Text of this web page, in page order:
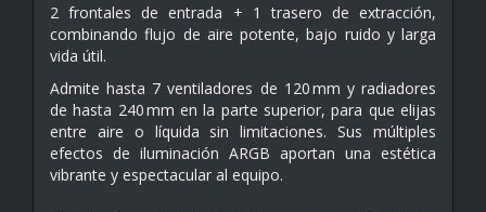
2 frontales de entrada + 1 trasero de extracción,
combinando flujo de aire potente, bajo ruido y larga
vida útil.
Admite hasta 7 ventiladores de 120 mm y radiadores
de hasta 240 mm en la parte superior, para que elijas
entre aire o líquida sin limitaciones. Sus múltiples
efectos de iluminación ARGB aportan una estética
vibrante y espectacular al equipo.